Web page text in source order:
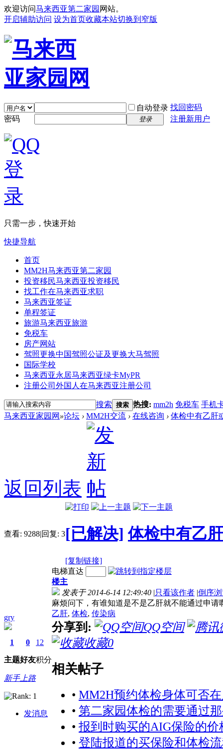
欢迎访问马来西亚第二家园 网站。
开启辅助访问 设为首页收藏本站切换到窄版
自动登录 找回密码
密码
登录 注册新用户
只需一步，快速开始
快捷导航
首页
MM2H马来西亚第二家园
投资移民马来西亚投资移民
找工作在马来西亚求职
马来西亚签证
单程签证
旅游马来西亚旅游
免税车
房产网站
驾照更换中国驾照公证及更换大马驾照
国际学校
马来西亚永居马来西亚绿卡MyPR
注册公司 外国人在马来西亚注册公司
搜索 搜索 热搜: mm2h 免税车 手机
马来西亚家园网 »论坛 › MM2H交流 › 在线咨询 › 体检中有乙肝
返回列表
查看: 9288|回复: 3[已解决] 体检中有乙
[复制链接]
gry
1
主题
0
好友
12
积分
新手上路
发消息
电梯直达
楼主
发表于 2014-6-14 12:49:40 |只看该作者 |倒序
麻烦问下，有谁知道是不是乙肝就不能通过申
乙肝, 体检, 传染病
分享到:
QQ空间
收藏0
相关帖子
• MM2H预约体检身体可否
• 第二家园体检的需要通过
• 报到时购买的AIG保险的价
• 登陆报道的买保险和体检